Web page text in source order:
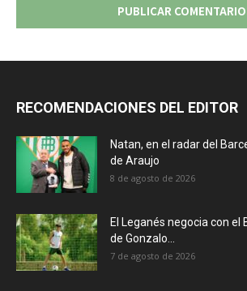
RECOMENDACIONES DEL EDITOR
Natan, en el radar del
de Araujo
8 de agosto de 2026
El Leganés negocia con el
de Gonzalo...
7 de agosto de 2026